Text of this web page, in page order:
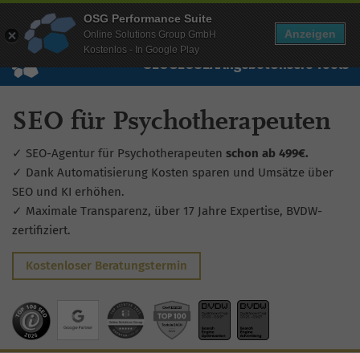
Wissen Free Checks Über uns Free Account
SEOGEOSEAAngebotUnsere Tools
SEO für Psychotherapeuten
✓ SEO-Agentur für Psychotherapeuten schon ab 499€.
✓ Dank Automatisierung Kosten sparen und Umsätze über
SEO und KI erhöhen.
✓ Maximale Transparenz, über 17 Jahre Expertise, BVDW-
zertifiziert.
Kostenloser Beratungstermin
OSG Performance Suite
Online Solutions Group GmbH
Kostenlos - In Google Play
Anzeigen